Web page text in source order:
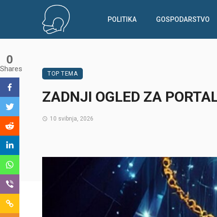
POLITIKA GOSPODARSTVO
TOP TEMA
ZADNJI OGLED ZA
10 svibnja, 2026
0
Shares